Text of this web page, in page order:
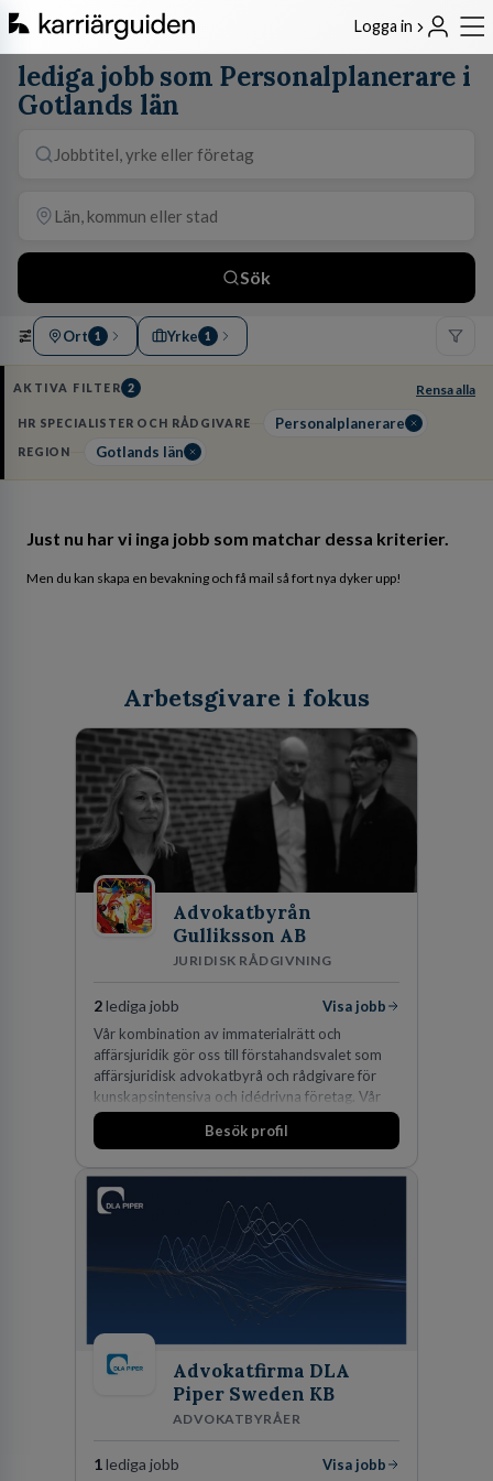
Logga in
lediga jobb som Personalplanerare i
Gotlands län
Sök
Ort 1 Yrke 1
AKTIVA FILTER 2 Rensa alla
HR SPECIALISTER OCH RÅDGIVARE Personalplanerare
REGION Gotlands län
Just nu har vi inga jobb som matchar dessa kriterier.
Men du kan skapa en bevakning och få mail så fort nya dyker upp!
Arbetsgivare i fokus
Advokatbyrån
Gulliksson AB
JURIDISK RÅDGIVNING
2lediga jobb
Visa jobb
Vår kombination av immaterialrätt och
affärsjuridik gör oss till förstahandsvalet som
affärsjuridisk advokatbyrå och rådgivare för
kunskapsintensiva och idédrivna företag. Vår
expertis inom IP-tillgångar har gett oss en
marknadsledande position. Våra klienter väljer
skydda, utveckla och kommersialisera
företagets viktigaste tillgångar.
Besök profil
Advokatfirma DLA
Piper Sweden KB
ADVOKATBYRÅER
1 lediga jobb
Visa jobb